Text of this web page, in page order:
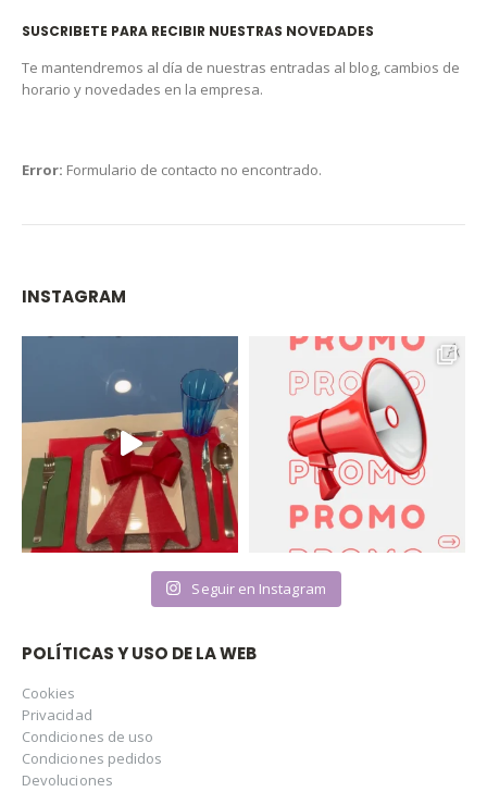
SUSCRIBETE PARA RECIBIR NUESTRAS NOVEDADES
Te mantendremos al día de nuestras entradas al blog, cambios de
horario y novedades en la empresa.
Error: Formulario de contacto no encontrado.
INSTAGRAM
Seguir en Instagram
POLÍTICAS Y USO DE LA WEB
Cookies
Privacidad
Condiciones de uso
Condiciones pedidos
Devoluciones